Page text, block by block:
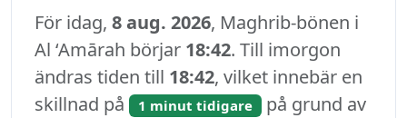
För idag, 8 aug. 2026, Maghrib-bönen i
Al ‘Amārah börjar 18:42. Till imorgon
ändras tiden till 18:42, vilket innebär en
skillnad på
1 minut tidigare på grund av